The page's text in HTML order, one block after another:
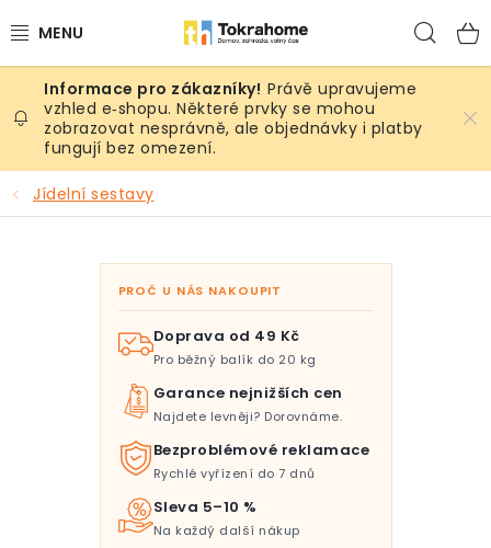
na
Výrobky
Místnosti
Venkovní prostory
Sezóna & Volný čas
Právě upravujeme
vzhled e‑shopu. Některé prvky se mohou
zobrazovat nesprávně, ale objednávky i platby
fungují bez omezení.
Jídelní sestavy
PROČ U NÁS NAKOUPIT
Doprava od 49 Kč
Pro běžný balík do 20 kg
Garance nejnižších cen
Najdete levněji? Dorovnáme.
Bezproblémové reklamace
Rychlé vyřízení do 7 dnů
Sleva 5–10 %
Na každý další nákup